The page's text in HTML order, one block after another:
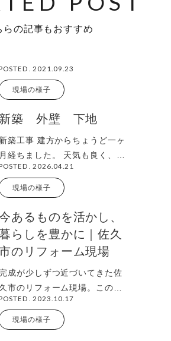
らの記事もおすすめ
. 2021.09.23
新築 外壁 下地
新築工事 建方からちょうど一ヶ
月経ちました。 天気も良く、風
吹けば涼しくてとても気持ち
い日でした
現場の様子
. 2026.04.21
あるものを活かし、
らしを豊かに｜佐久
のリフォーム現場
完成が少しずつ近づいてきた佐
久市のリフォーム現場。この日
、壁の下地を丁寧に張り進め
いました。 ふ
現場の様子
. 2023.10.17
現場の様子